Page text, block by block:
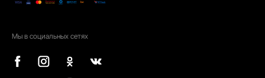
Мы в социальных сетях